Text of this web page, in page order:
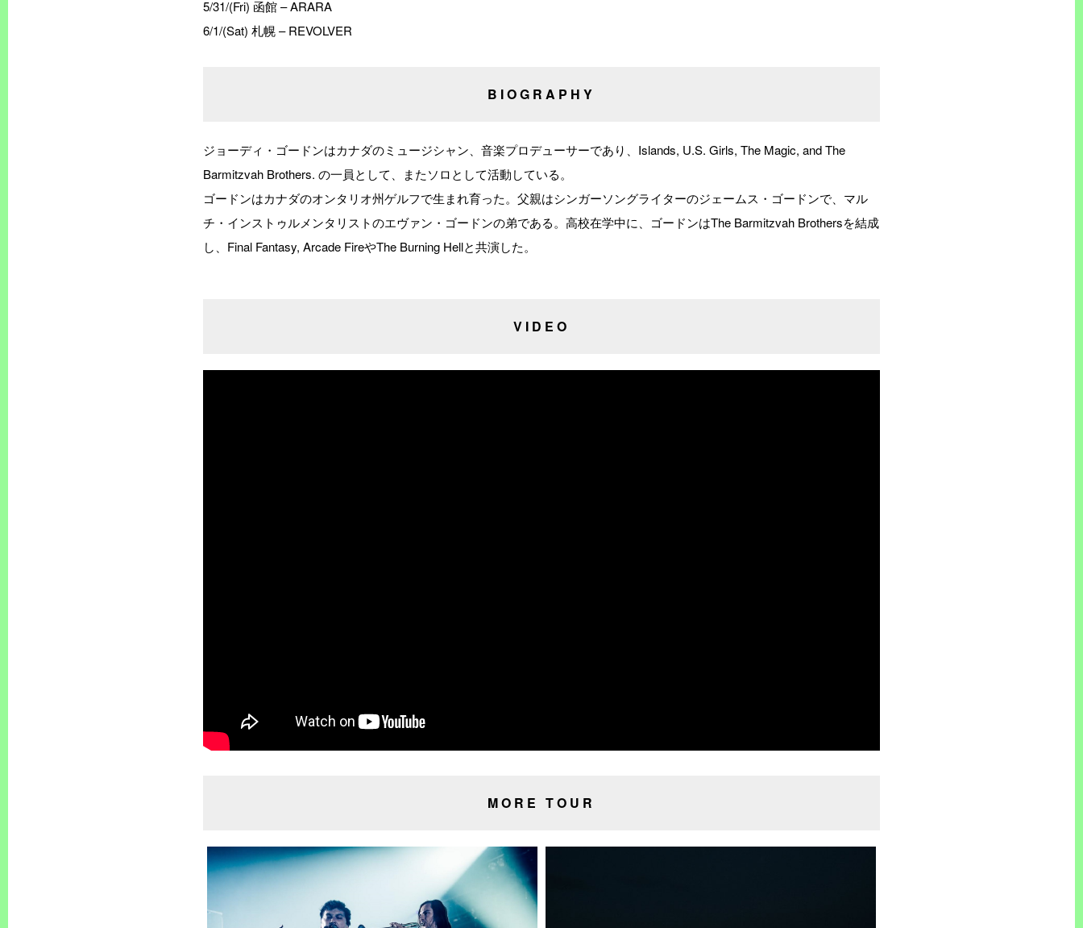
5/31/(Fri) 函館 – ARARA
6/1/(Sat) 札幌 – REVOLVER
BIOGRAPHY
ジョーディ・ゴードンはカナダのミュージシャン、音楽プロデューサーであり、Islands, U.S. Girls, The Magic, and The
Barmitzvah Brothers. の一員として、またソロとして活動している。
ゴードンはカナダのオンタリオ州ゲルフで生まれ育った。父親はシンガーソングライターのジェームス・ゴードンで、マル
チ・インストゥルメンタリストのエヴァン・ゴードンの弟である。高校在学中に、ゴードンはThe Barmitzvah Brothersを結成
し、Final Fantasy, Arcade FireやThe Burning Hellと共演した。
VIDEO
MORE TOUR